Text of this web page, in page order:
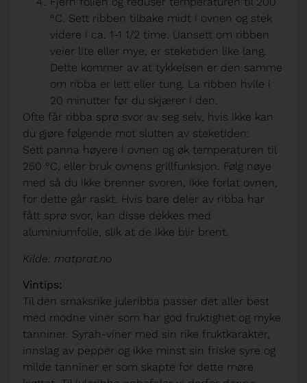
°C. Sett ribben tilbake midt i ovnen og stek
videre i ca. 1-1 1/2 time. Uansett om ribben
veier lite eller mye, er steketiden like lang.
Dette kommer av at tykkelsen er den samme
om ribba er lett eller tung. La ribben hvile i
20 minutter før du skjærer i den.
Ofte får ribba sprø svor av seg selv, hvis ikke kan
du gjøre følgende mot slutten av steketiden:
Sett panna høyere i ovnen og øk temperaturen til
250 °C, eller bruk ovnens grillfunksjon. Følg nøye
med så du ikke brenner svoren, ikke forlat ovnen,
for dette går raskt. Hvis bare deler av ribba har
fått sprø svor, kan disse dekkes med
aluminiumfolie, slik at de ikke blir brent.
Kilde: matprat.no
Vintips:
Til den smaksrike juleribba passer det aller best
med modne viner som har god fruktighet og myke
tanniner. Syrah-viner med sin rike fruktkarakter,
innslag av pepper og ikke minst sin friske syre og
milde tanniner er som skapte for dette møre